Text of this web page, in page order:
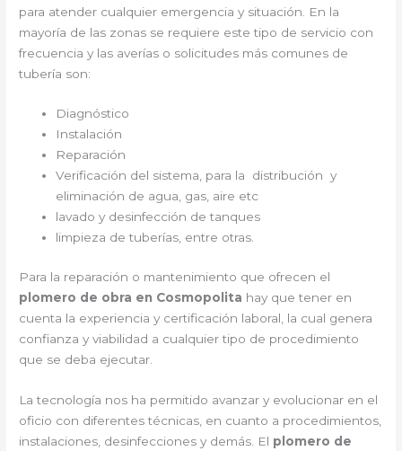
para atender cualquier emergencia y situación. En la
mayoría de las zonas se requiere este tipo de servicio con
frecuencia y las averías o solicitudes más comunes de
tubería son:
Diagnóstico
Instalación
Reparación
Verificación del sistema, para la distribución y
eliminación de agua, gas, aire etc
lavado y desinfección de tanques
limpieza de tuberías, entre otras.
Para la reparación o mantenimiento que ofrecen el
plomero de obra en Cosmopolita hay que tener en
cuenta la experiencia y certificación laboral, la cual genera
confianza y viabilidad a cualquier tipo de procedimiento
que se deba ejecutar.
La tecnología nos ha permitido avanzar y evolucionar en el
oficio con diferentes técnicas, en cuanto a procedimientos,
instalaciones, desinfecciones y demás. El plomero de